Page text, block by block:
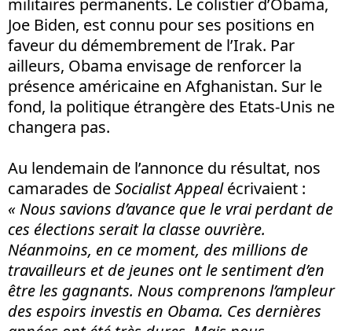
militaires permanents. Le colistier d’Obama,
Joe Biden, est connu pour ses positions en
faveur du démembrement de l’Irak. Par
ailleurs, Obama envisage de renforcer la
présence américaine en Afghanistan. Sur le
fond, la politique étrangère des Etats-Unis ne
changera pas.
Au lendemain de l’annonce du résultat, nos
camarades deSocialist Appealécrivaient :
« Nous savions d’avance que le vrai perdant de
ces élections serait la classe ouvrière.
Néanmoins, en ce moment, des millions de
travailleurs et de jeunes ont le sentiment d’en
être les gagnants. Nous comprenons l’ampleur
des espoirs investis en Obama. Ces dernières